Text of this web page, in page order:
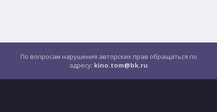
По вопросам нарушения авторских прав обращаться по
адресу: kino.tom@bk.ru